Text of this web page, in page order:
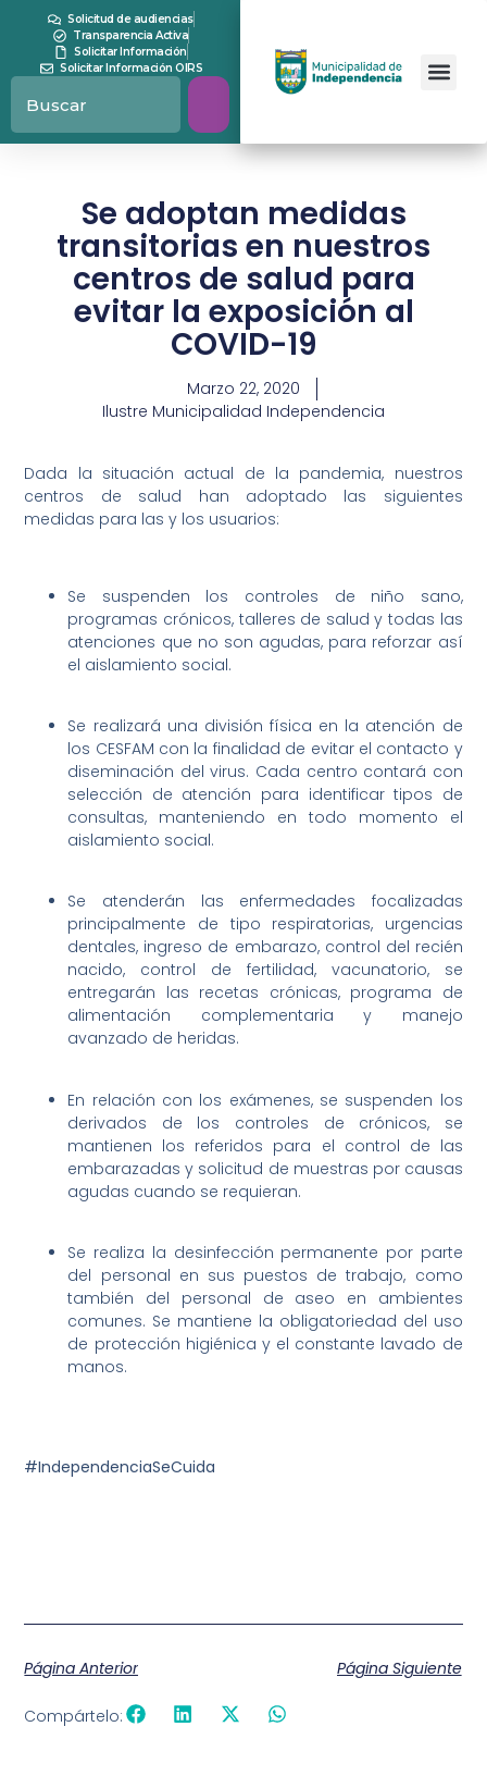
Solicitud de audiencias
Transparencia Activa
Solicitar Información
Solicitar Información OIRS
Se adoptan medidas
transitorias en nuestros
centros de salud para
evitar la exposición al
COVID-19
Marzo 22, 2020
Ilustre Municipalidad Independencia
Dada la situación actual de la pandemia, nuestros
centros de salud han adoptado las siguientes
medidas para las y los usuarios:
Se suspenden los controles de niño sano,
programas crónicos, talleres de salud y todas las
atenciones que no son agudas, para reforzar así
el aislamiento social.
Se realizará una división física en la atención de
los CESFAM con la finalidad de evitar el contacto y
diseminación del virus. Cada centro contará con
selección de atención para identificar tipos de
consultas, manteniendo en todo momento el
aislamiento social.
Se atenderán las enfermedades focalizadas
principalmente de tipo respiratorias, urgencias
dentales, ingreso de embarazo, control del recién
nacido, control de fertilidad, vacunatorio, se
entregarán las recetas crónicas, programa de
alimentación complementaria y manejo
avanzado de heridas.
En relación con los exámenes, se suspenden los
derivados de los controles de crónicos, se
mantienen los referidos para el control de las
embarazadas y solicitud de muestras por causas
agudas cuando se requieran.
Se realiza la desinfección permanente por parte
del personal en sus puestos de trabajo, como
también del personal de aseo en ambientes
comunes. Se mantiene la obligatoriedad del uso
de protección higiénica y el constante lavado de
manos.
#IndependenciaSeCuida
Página Anterior Página Siguiente
Compártelo: